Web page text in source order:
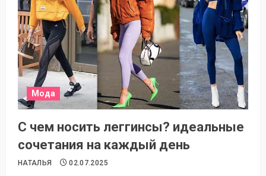
Мода
С чем носить леггинсы? идеальные
сочетания на каждый день
НАТАЛЬЯ 02.07.2025